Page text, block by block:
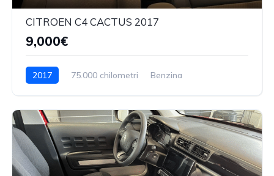
CITROEN C4 CACTUS 2017
9,000€
2017 75.000 chilometri Benzina